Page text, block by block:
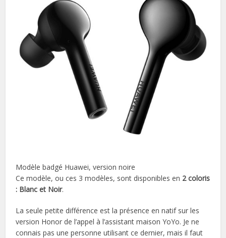
Modèle badgé Huawei, version noire
Ce modèle, ou ces 3 modèles, sont disponibles en 2 coloris
: Blanc et Noir.
La seule petite différence est la présence en natif sur les
version Honor de l’appel à l’assistant maison YoYo. Je ne
connais pas une personne utilisant ce dernier, mais il faut